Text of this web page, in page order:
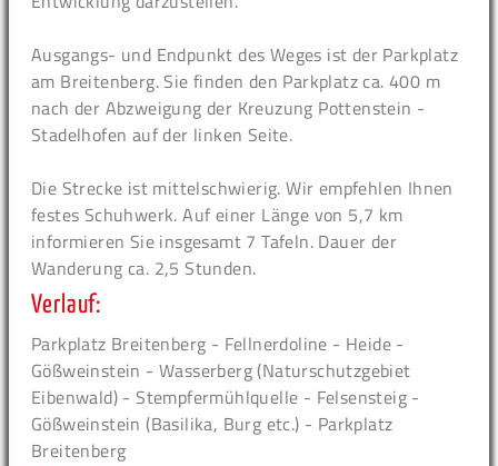
Ausgangs- und Endpunkt des Weges ist der Parkplatz
am Breitenberg. Sie finden den Parkplatz ca. 400 m
nach der Abzweigung der Kreuzung Pottenstein -
Stadelhofen auf der linken Seite.
Die Strecke ist mittelschwierig. Wir empfehlen Ihnen
festes Schuhwerk. Auf einer Länge von 5,7 km
informieren Sie insgesamt 7 Tafeln. Dauer der
Wanderung ca. 2,5 Stunden.
Verlauf:
Parkplatz Breitenberg - Fellnerdoline - Heide -
Gößweinstein - Wasserberg (Naturschutzgebiet
Eibenwald) - Stempfermühlquelle - Felsensteig -
Gößweinstein (Basilika, Burg etc.) - Parkplatz
Breitenberg